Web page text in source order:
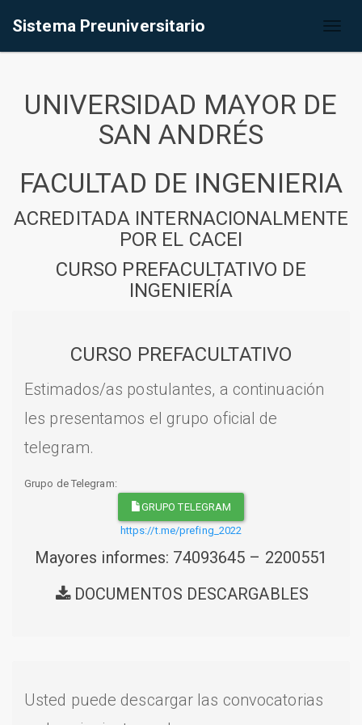
Sistema Preuniversitario
UNIVERSIDAD MAYOR DE
SAN ANDRÉS
FACULTAD DE INGENIERIA
ACREDITADA INTERNACIONALMENTE
POR EL CACEI
CURSO PREFACULTATIVO DE
INGENIERÍA
CURSO PREFACULTATIVO
Estimados/as postulantes, a continuación
les presentamos el grupo oficial de
telegram.
Grupo de Telegram:
GRUPO TELEGRAM
https://t.me/prefing_2022
Mayores informes: 74093645 – 2200551
DOCUMENTOS DESCARGABLES
Usted puede descargar las convocatorias